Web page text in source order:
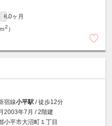
礼0ヶ月
2 ）
宿線小平駅 / 徒歩12分
2003年7月 / 2階建
小平市大沼町１丁目